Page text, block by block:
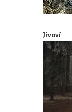
Jívoví